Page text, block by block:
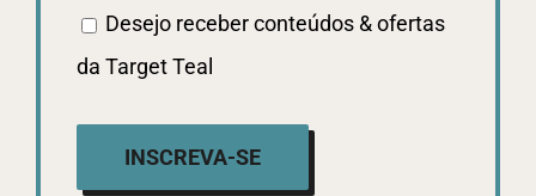
Desejo receber conteúdos & ofertas
da Target Teal
INSCREVA-SE